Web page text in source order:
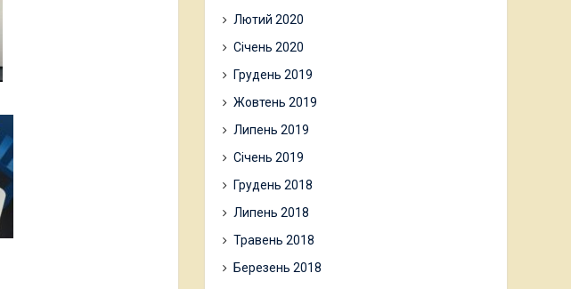
Лютий 2020
Січень 2020
Грудень 2019
Жовтень 2019
Липень 2019
Січень 2019
Грудень 2018
Липень 2018
Травень 2018
Березень 2018